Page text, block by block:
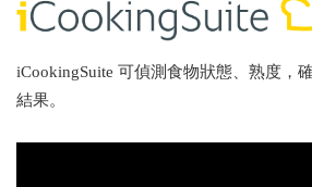
iCookingSuite 可偵測食物狀態、熟度，
結果。